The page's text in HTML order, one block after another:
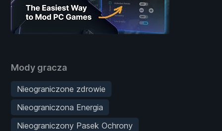
Mody gracza
Nieograniczone zdrowie
Nieograniczona Energia
Nieograniczony Pasek Ochrony